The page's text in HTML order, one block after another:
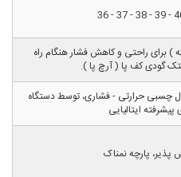
) برای راحتی و کاهش فشار هنگام راه
گودی کف پا ( آرچ پا ).
چسبی حرارتی - فشاری، توسط دستگاه
ایتالیایی
پذیر، پارچه نمناک